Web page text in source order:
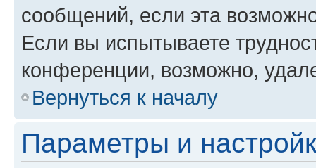
сообщений, если эта
Если вы испытываете
конференции, возможно,
Вернуться к началу
Параметры и